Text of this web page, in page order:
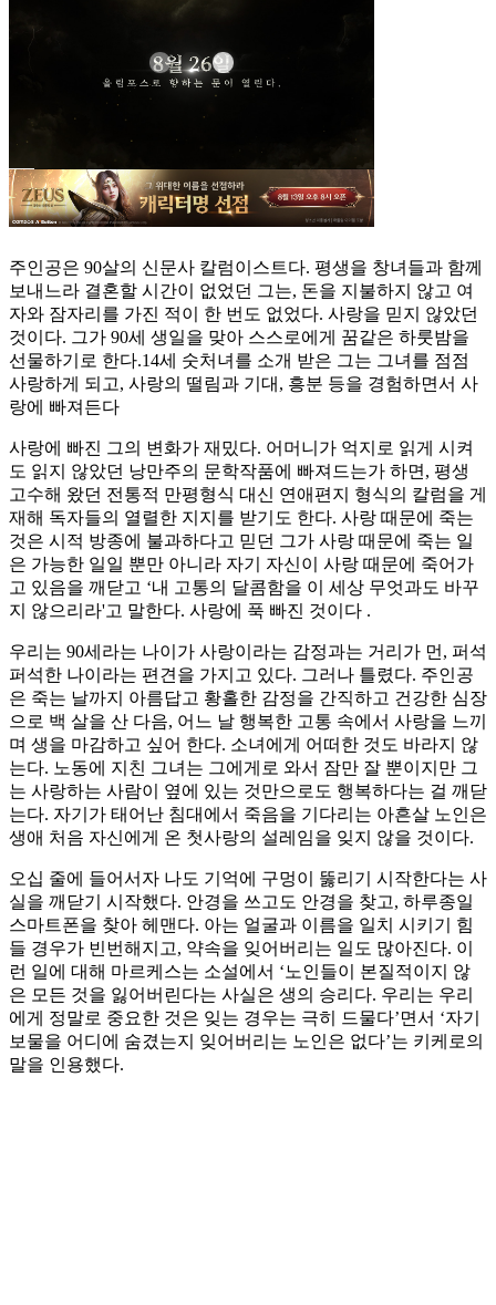
주인공은 90살의 신문사 칼럼이스트다. 평생을 창녀들과 함께
보내느라 결혼할 시간이 없었던 그는, 돈을 지불하지 않고 여
자와 잠자리를 가진 적이 한 번도 없었다. 사랑을 믿지 않았던
것이다. 그가 90세 생일을 맞아 스스로에게 꿈같은 하룻밤을
선물하기로 한다. 14세 숫처녀를 소개 받은 그는 그녀를 점점
사랑하게 되고, 사랑의 떨림과 기대, 흥분 등을 경험하면서 사
랑에 빠져든다
사랑에 빠진 그의 변화가 재밌다. 어머니가 억지로 읽게 시켜
도 읽지 않았던 낭만주의 문학작품에 빠져드는가 하면, 평생
고수해 왔던 전통적 만평형식 대신 연애편지 형식의 칼럼을 게
재해 독자들의 열렬한 지지를 받기도 한다. 사랑 때문에 죽는
것은 시적 방종에 불과하다고 믿던 그가 사랑 때문에 죽는 일
은 가능한 일일 뿐만 아니라 자기 자신이 사랑 때문에 죽어가
고 있음을 깨닫고 ‘내 고통의 달콤함을 이 세상 무엇과도 바꾸
지 않으리라'고 말한다. 사랑에 푹 빠진 것이다 .
우리는 90세라는 나이가 사랑이라는 감정과는 거리가 먼, 퍼석
퍼석한 나이라는 편견을 가지고 있다. 그러나 틀렸다. 주인공
은 죽는 날까지 아름답고 황홀한 감정을 간직하고 건강한 심장
으로 백 살을 산 다음, 어느 날 행복한 고통 속에서 사랑을 느끼
며 생을 마감하고 싶어 한다. 소녀에게 어떠한 것도 바라지 않
는다. 노동에 지친 그녀는 그에게로 와서 잠만 잘 뿐이지만 그
는 사랑하는 사람이 옆에 있는 것만으로도 행복하다는 걸 깨닫
는다. 자기가 태어난 침대에서 죽음을 기다리는 아흔살 노인은
생애 처음 자신에게 온 첫사랑의 설레임을 잊지 않을 것이다.
오십 줄에 들어서자 나도 기억에 구멍이 뚫리기 시작한다는 사
실을 깨닫기 시작했다. 안경을 쓰고도 안경을 찾고, 하루종일
스마트폰을 찾아 헤맨다. 아는 얼굴과 이름을 일치 시키기 힘
들 경우가 빈번해지고, 약속을 잊어버리는 일도 많아진다. 이
런 일에 대해 마르케스는 소설에서 ‘노인들이 본질적이지 않
은 모든 것을 잃어버린다는 사실은 생의 승리다. 우리는 우리
에게 정말로 중요한 것은 잊는 경우는 극히 드물다’면서 ‘자기
보물을 어디에 숨겼는지 잊어버리는 노인은 없다’는 키케로의
말을 인용했다.